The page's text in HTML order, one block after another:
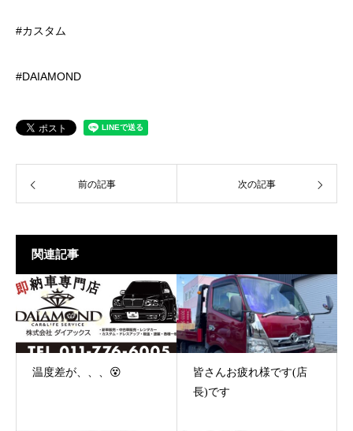
#カスタム
#DAIAMOND
前の記事 次の記事
関連記事
温度差が、、、😵
皆さんお疲れ様です(店
長)です